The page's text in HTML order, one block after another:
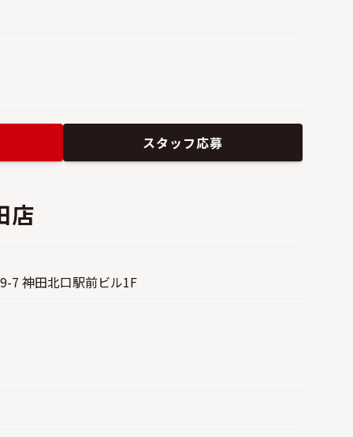
スタッフ応募
店
7 神田北口駅前ビル1F